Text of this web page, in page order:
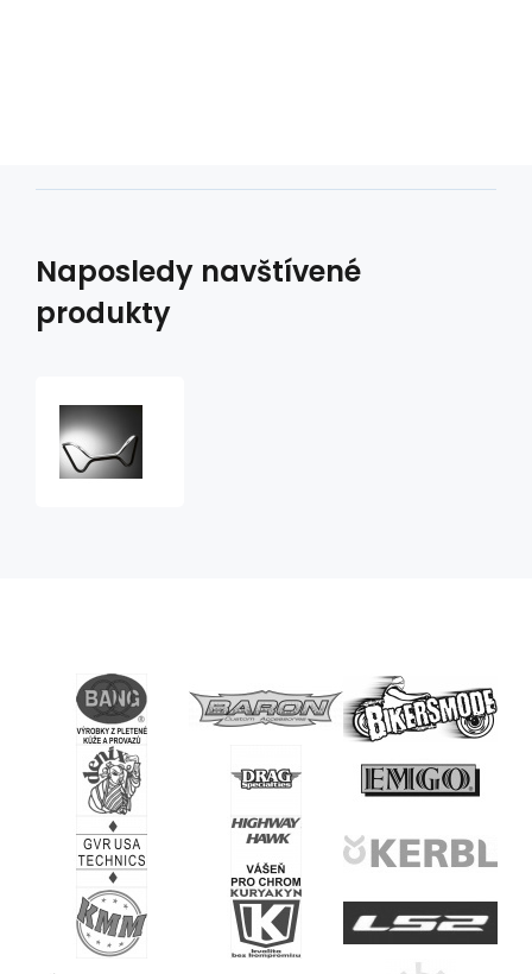
Naposledy navštívené
produkty